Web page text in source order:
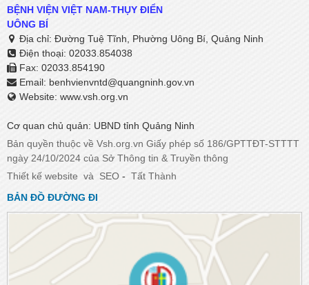
BỆNH VIỆN VIỆT NAM-THỤY ĐIỂN
UÔNG BÍ
Địa chỉ: Đường Tuệ Tĩnh, Phường Uông Bí, Quảng Ninh
Điện thoại: 02033.854038
Fax: 02033.854190
Email: benhvienvntd@quangninh.gov.vn​​​​​​​
Website: www.vsh.org.vn
Cơ quan chủ quản: UBND tỉnh Quảng Ninh
Bản quyền thuộc về Vsh.org.vn Giấy phép số 186/GPTTĐT-STTTT
ngày 24/10/2024 của Sở Thông tin & Truyền thông
Thiết kế website và SEO - Tất Thành
BẢN ĐỒ ĐƯỜNG ĐI